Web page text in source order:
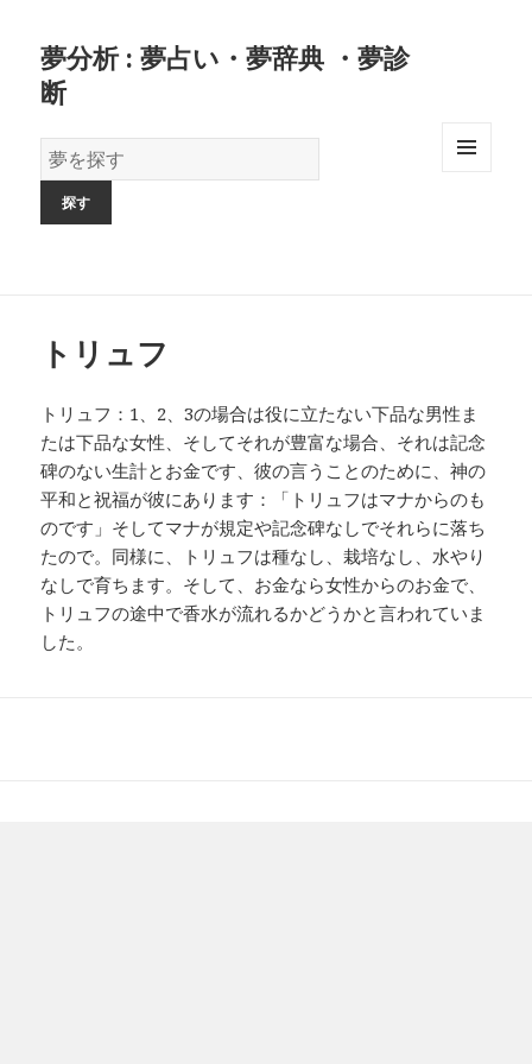
夢分析 : 夢占い・夢辞典 ・夢診
断
夢
の
トリュフ
トリュフ：1、2、3の場合は役に立たない下品な男性ま
たは下品な女性、そしてそれが豊富な場合、それは記念
碑のない生計とお金です、彼の言うことのために、神の
平和と祝福が彼にあります：「トリュフはマナからのも
のです」そしてマナが規定や記念碑なしでそれらに落ち
たので。同様に、トリュフは種なし、栽培なし、水やり
なしで育ちます。そして、お金なら女性からのお金で、
トリュフの途中で香水が流れるかどうかと言われていま
した。